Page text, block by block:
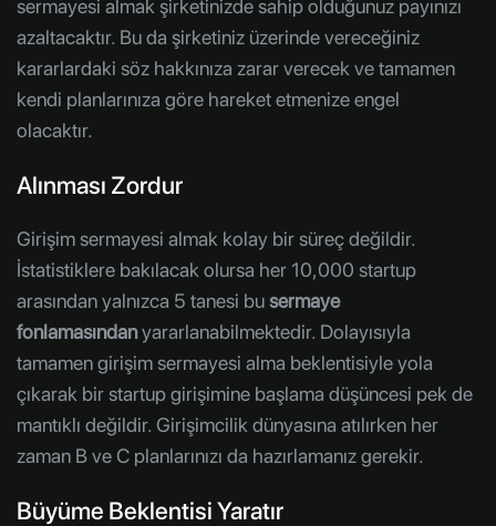
sermayesi almak şirketinizde sahip olduğunuz payınızı
azaltacaktır. Bu da şirketiniz üzerinde vereceğiniz
kararlardaki söz hakkınıza zarar verecek ve tamamen
kendi planlarınıza göre hareket etmenize engel
olacaktır.
Alınması Zordur
Girişim sermayesi almak kolay bir süreç değildir.
İstatistiklere bakılacak olursa her 10,000 startup
arasından yalnızca 5 tanesi busermaye
fonlamasındanyararlanabilmektedir. Dolayısıyla
tamamen girişim sermayesi alma beklentisiyle yola
çıkarak bir startup girişimine başlama düşüncesi pek de
mantıklı değildir. Girişimcilik dünyasına atılırken her
zaman B ve C planlarınızı da hazırlamanız gerekir.
Büyüme Beklentisi Yaratır